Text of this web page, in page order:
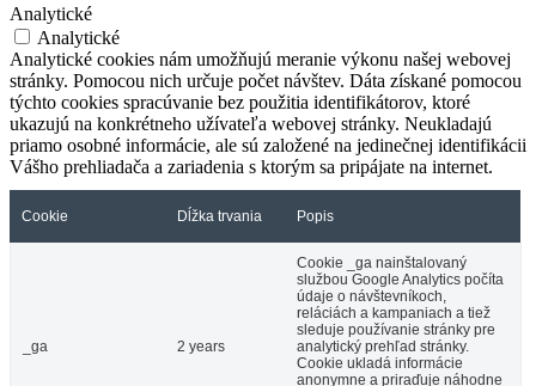
Analytické
Analytické
Analytické cookies nám umožňujú meranie výkonu našej webovej
stránky. Pomocou nich určuje počet návštev. Dáta získané pomocou
týchto cookies spracúvanie bez použitia identifikátorov, ktoré
ukazujú na konkrétneho užívateľa webovej stránky. Neukladajú
priamo osobné informácie, ale sú založené na jedinečnej identifikácii
Vášho prehliadača a zariadenia s ktorým sa pripájate na internet.
Cookie Dĺžka trvania Popis
_ga 2 years
Cookie _ga nainštalovaný
službou Google Analytics počíta
údaje o návštevníkoch,
reláciách a kampaniach a tiež
sleduje používanie stránky pre
analytický prehľad stránky.
Cookie ukladá informácie
anonymne a priraďuje náhodne